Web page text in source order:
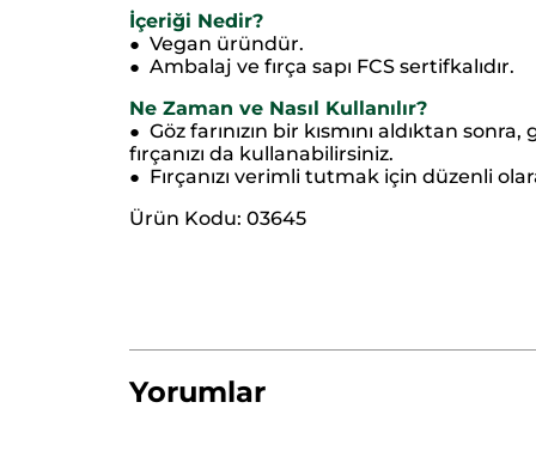
İçeriği Nedir?
● Vegan üründür.
● Ambalaj ve fırça sapı FCS sertifkalıdır.
Ne Zaman ve Nasıl Kullanılır?
● Göz farınızın bir kısmını aldıktan
fırçanızı da kullanabilirsiniz.
● Fırçanızı verimli tutmak için düzenli
Ürün Kodu: 03645
Yorumlar